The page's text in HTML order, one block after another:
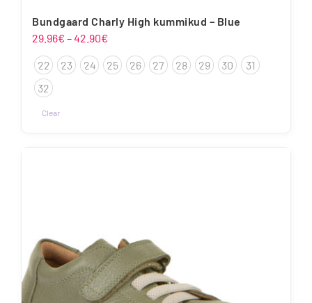
Bundgaard Charly High kummikud – Blue
29.96€ –42.90€
29.96€
kuni
22 23 24 25 26 27 28 29 30
31
32
Clear
teha
tootelehel.